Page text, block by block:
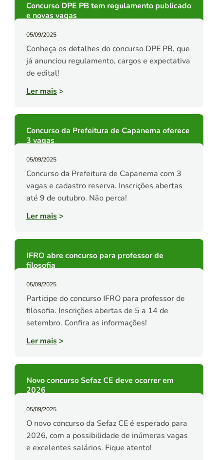
Concurso DPE PB tem regulamento publicado
e novas vagas
05/09/2025
Conheça os detalhes do concurso DPE PB, que
já anunciou regulamento, cargos e expectativa
de edital!
Ler mais>
Concurso da Prefeitura de Capanema oferece
3 vagas
05/09/2025
Concurso da Prefeitura de Capanema com 3
vagas e cadastro reserva. Inscrições abertas
até 9 de outubro. Não perca!
Ler mais>
IFRO abre concurso para professor de
filosofia
05/09/2025
Participe do concurso IFRO para professor de
filosofia. Inscrições abertas de 5 a 14 de
setembro. Confira as informações!
Ler mais>
Novo concurso Sefaz CE deve ocorrer em
2026
05/09/2025
O novo concurso da Sefaz CE é esperado para
2026, com a possibilidade de inúmeras vagas
e excelentes salários. Fique atento!